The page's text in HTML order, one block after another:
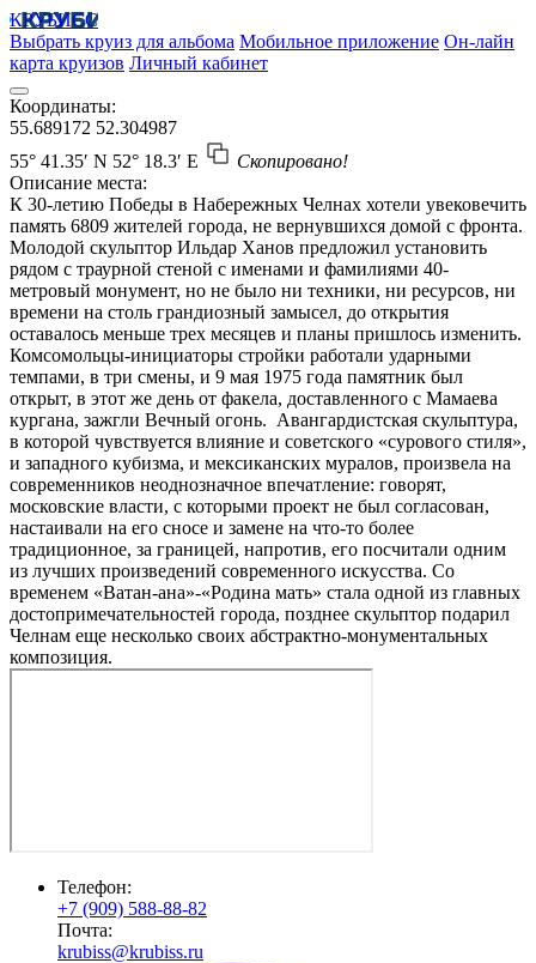
КРУБИСС
Выбрать круиз для альбома Мобильное приложение Он-лайн
карта круизов Личный кабинет
Координаты:
55.689172 52.304987
55° 41.35′ N 52° 18.3′ E
Скопировано!
Описание места:
К 30-летию Победы в Набережных Челнах хотели увековечить
память 6809 жителей города, не вернувшихся домой с фронта.
Молодой скульптор Ильдар Ханов предложил установить
рядом с траурной стеной с именами и фамилиями 40-
метровый монумент, но не было ни техники, ни ресурсов, ни
времени на столь грандиозный замысел, до открытия
оставалось меньше трех месяцев и планы пришлось изменить.
Комсомольцы-инициаторы стройки работали ударными
темпами, в три смены, и 9 мая 1975 года памятник был
открыт, в этот же день от факела, доставленного с Мамаева
кургана, зажгли Вечный огонь. Авангардистская скульптура,
в которой чувствуется влияние и советского «сурового стиля»,
и западного кубизма, и мексиканских муралов, произвела на
современников неоднозначное впечатление: говорят,
московские власти, с которыми проект не был согласован,
настаивали на его сносе и замене на что-то более
традиционное, за границей, напротив, его посчитали одним
из лучших произведений современного искусства. Со
временем «Ватан-ана»-«Родина мать» стала одной из главных
достопримечательностей города, позднее скульптор подарил
Челнам еще несколько своих абстрактно-монументальных
композиция.
Телефон:
+7 (909) 588-88-82
Почта:
krubiss@krubiss.ru